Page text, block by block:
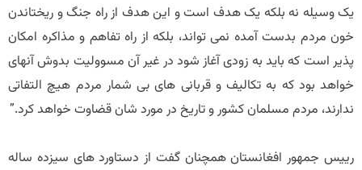
یک وسیله نه بلکه یک هدف است و این هدف از راه جنگ و ریختاندن
خون مردم بدست آمده نمی تواند، بلکه از راه تفاهم و مذاکره امکان
پذیر است که باید به زودی آغاز شود در غیر آن مسوولیت بدوش آنهای
خواهد بود که به تکالیف و قربانی های بی شمار مردم هیچ التفاتی
ندارند، مردم مسلمان کشور و تاریخ در مورد شان قضاوت خواهد کرد.”
رییس جمهور افغانستان همچنان گفت از دستاورد های سیزده ساله